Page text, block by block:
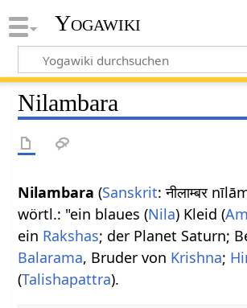
Yogawiki
Nilambara
Nilambara (Sanskrit: नीलाम्बर
wörtl.: "ein blaues (Nila) Kleid (
ein Rakshas; der Planet Saturn;
Balarama, Bruder von Krishna;
(Talishapattra).